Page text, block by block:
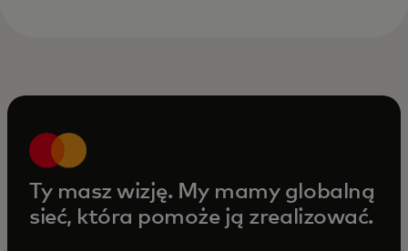
Ty masz wizję. My mamy globalną
sieć, która pomoże ją zrealizować.